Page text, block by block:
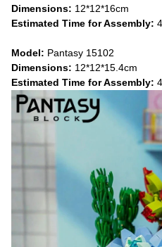
Dimensions: 12*12*16cm
Estimated Time for Assembly:
Model: Pantasy 15102
Dimensions: 12*12*15.4cm
Estimated Time for Assembly: